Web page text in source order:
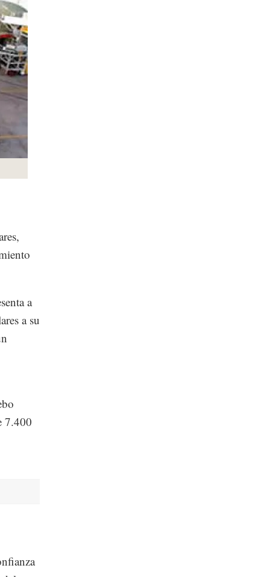
a
a su
7.400